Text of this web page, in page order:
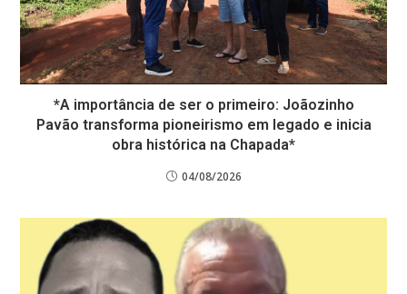
*A importância de ser o primeiro: Joãozinho
Pavão transforma pioneirismo em legado e inicia
obra histórica na Chapada*
04/08/2026